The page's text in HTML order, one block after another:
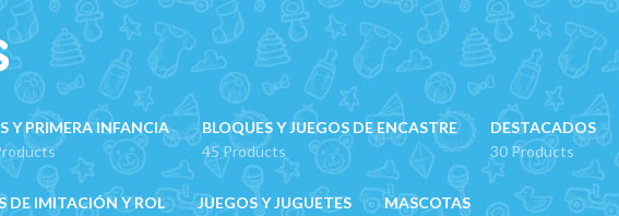
Y PRIMERA INFANCIA
BLOQUES Y JUEGOS DE ENCASTRE
45 Products
DESTACADOS
30 Products
DE IMITACIÓN Y ROL
JUEGOS Y JUGUETES
MASCOTAS